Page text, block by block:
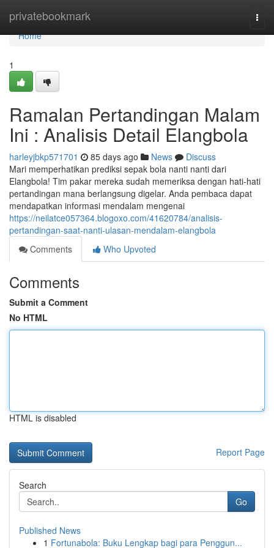
privatebookmark
Home
Home
1
Ramalan Pertandingan Malam
Ini : Analisis Detail Elangbola
harleyjbkp571701 85 days ago News
Discuss
Mari memperhatikan prediksi sepak bola nanti nanti dari
Elangbola! Tim pakar mereka sudah memeriksa dengan hati-hati
pertandingan mana berlangsung digelar. Anda pembaca dapat
mendapatkan informasi mendalam mengenai
https://neilatce057364.blogoxo.com/41620784/analisis-
pertandingan-saat-nanti-ulasan-mendalam-elangbola
Comments
Who Upvoted
Comments
Submit a Comment
No HTML
HTML is disabled
Report Page
Search
Go
Published News
1 Fortunabola: Buku Lengkap bagi para Penggun...